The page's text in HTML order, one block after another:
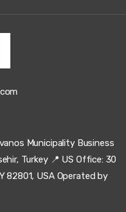
Municipality Business
Turkey 📍 US Office: 30
82801, USA Operated by